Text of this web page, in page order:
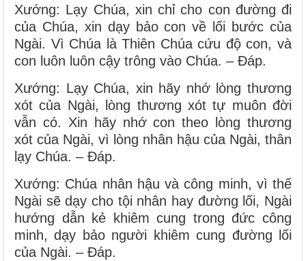
Xướng: Lạy Chúa, xin chỉ cho con đường đi
của Chúa, xin dạy bảo con về lối bước của
Ngài. Vì Chúa là Thiên Chúa cứu độ con, và
con luôn luôn cậy trông vào Chúa. – Ðáp.
Xướng: Lạy Chúa, xin hãy nhớ lòng thương
xót của Ngài, lòng thương xót tự muôn đời
vẫn có. Xin hãy nhớ con theo lòng thương
xót của Ngài, vì lòng nhân hậu của Ngài, thân
lạy Chúa. – Ðáp.
Xướng: Chúa nhân hậu và công minh, vì thế
Ngài sẽ dạy cho tội nhân hay đường lối, Ngài
hướng dẫn kẻ khiêm cung trong đức công
minh, dạy bảo người khiêm cung đường lối
của Ngài. – Ðáp.